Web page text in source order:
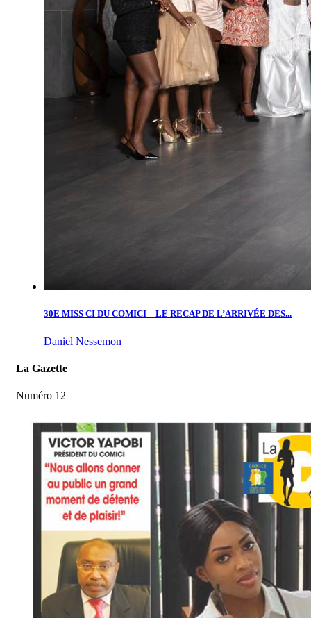
30E MISS CI DU COMICI – LE RECAP DE L’ARRIVÉE DES...
Daniel Nessemon
La Gazette
Numéro 12